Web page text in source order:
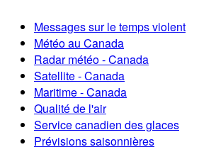
Messages sur le temps violent
Météo au Canada
Radar météo - Canada
Satellite - Canada
Maritime - Canada
Qualité de l'air
Service canadien des glaces
Prévisions saisonnières